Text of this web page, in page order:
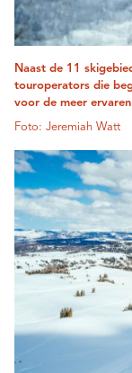
Naast de 11
touroperators die
voor de meer
Foto: Jeremiah Watt